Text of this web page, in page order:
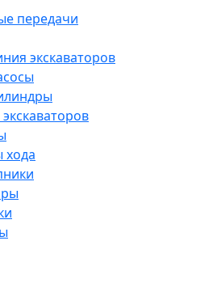
передачи
экскаваторов